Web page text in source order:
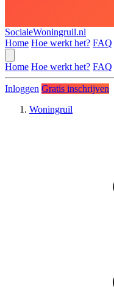
SocialeWoningruil.nl
Home Hoe werkt het? FAQ
Home Hoe werkt het? FAQ
Inloggen Gratis inschrijven
Woningruil